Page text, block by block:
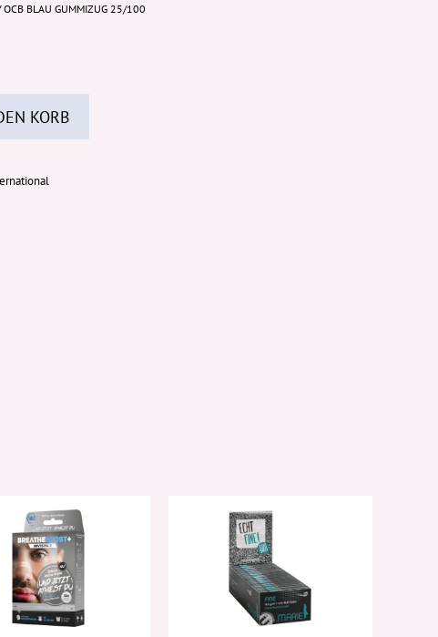
OCB BLAU GUMMIZUG 25/100
KORB